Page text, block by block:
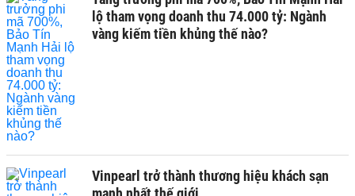
lộ tham vọng doanh thu 74.000 tỷ: Ngành
vàng kiếm tiền khủng thế nào?
Vinpearl trở thành thương hiệu khách sạn